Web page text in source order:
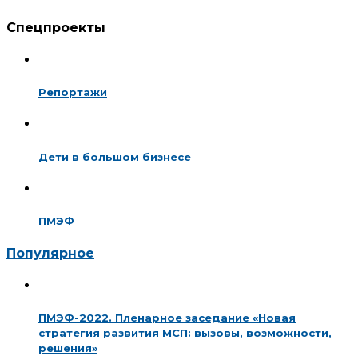
Спецпроекты
Репортажи
Дети в большом бизнесе
ПМЭФ
Популярное
ПМЭФ-2022. Пленарное заседание «Новая
стратегия развития МСП: вызовы, возможности,
решения»